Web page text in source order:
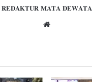
𝐑𝐄𝐃𝐀𝐊𝐓𝐔𝐑 𝐌𝐀𝐓𝐀 𝐃𝐄𝐖𝐀𝐓𝐀